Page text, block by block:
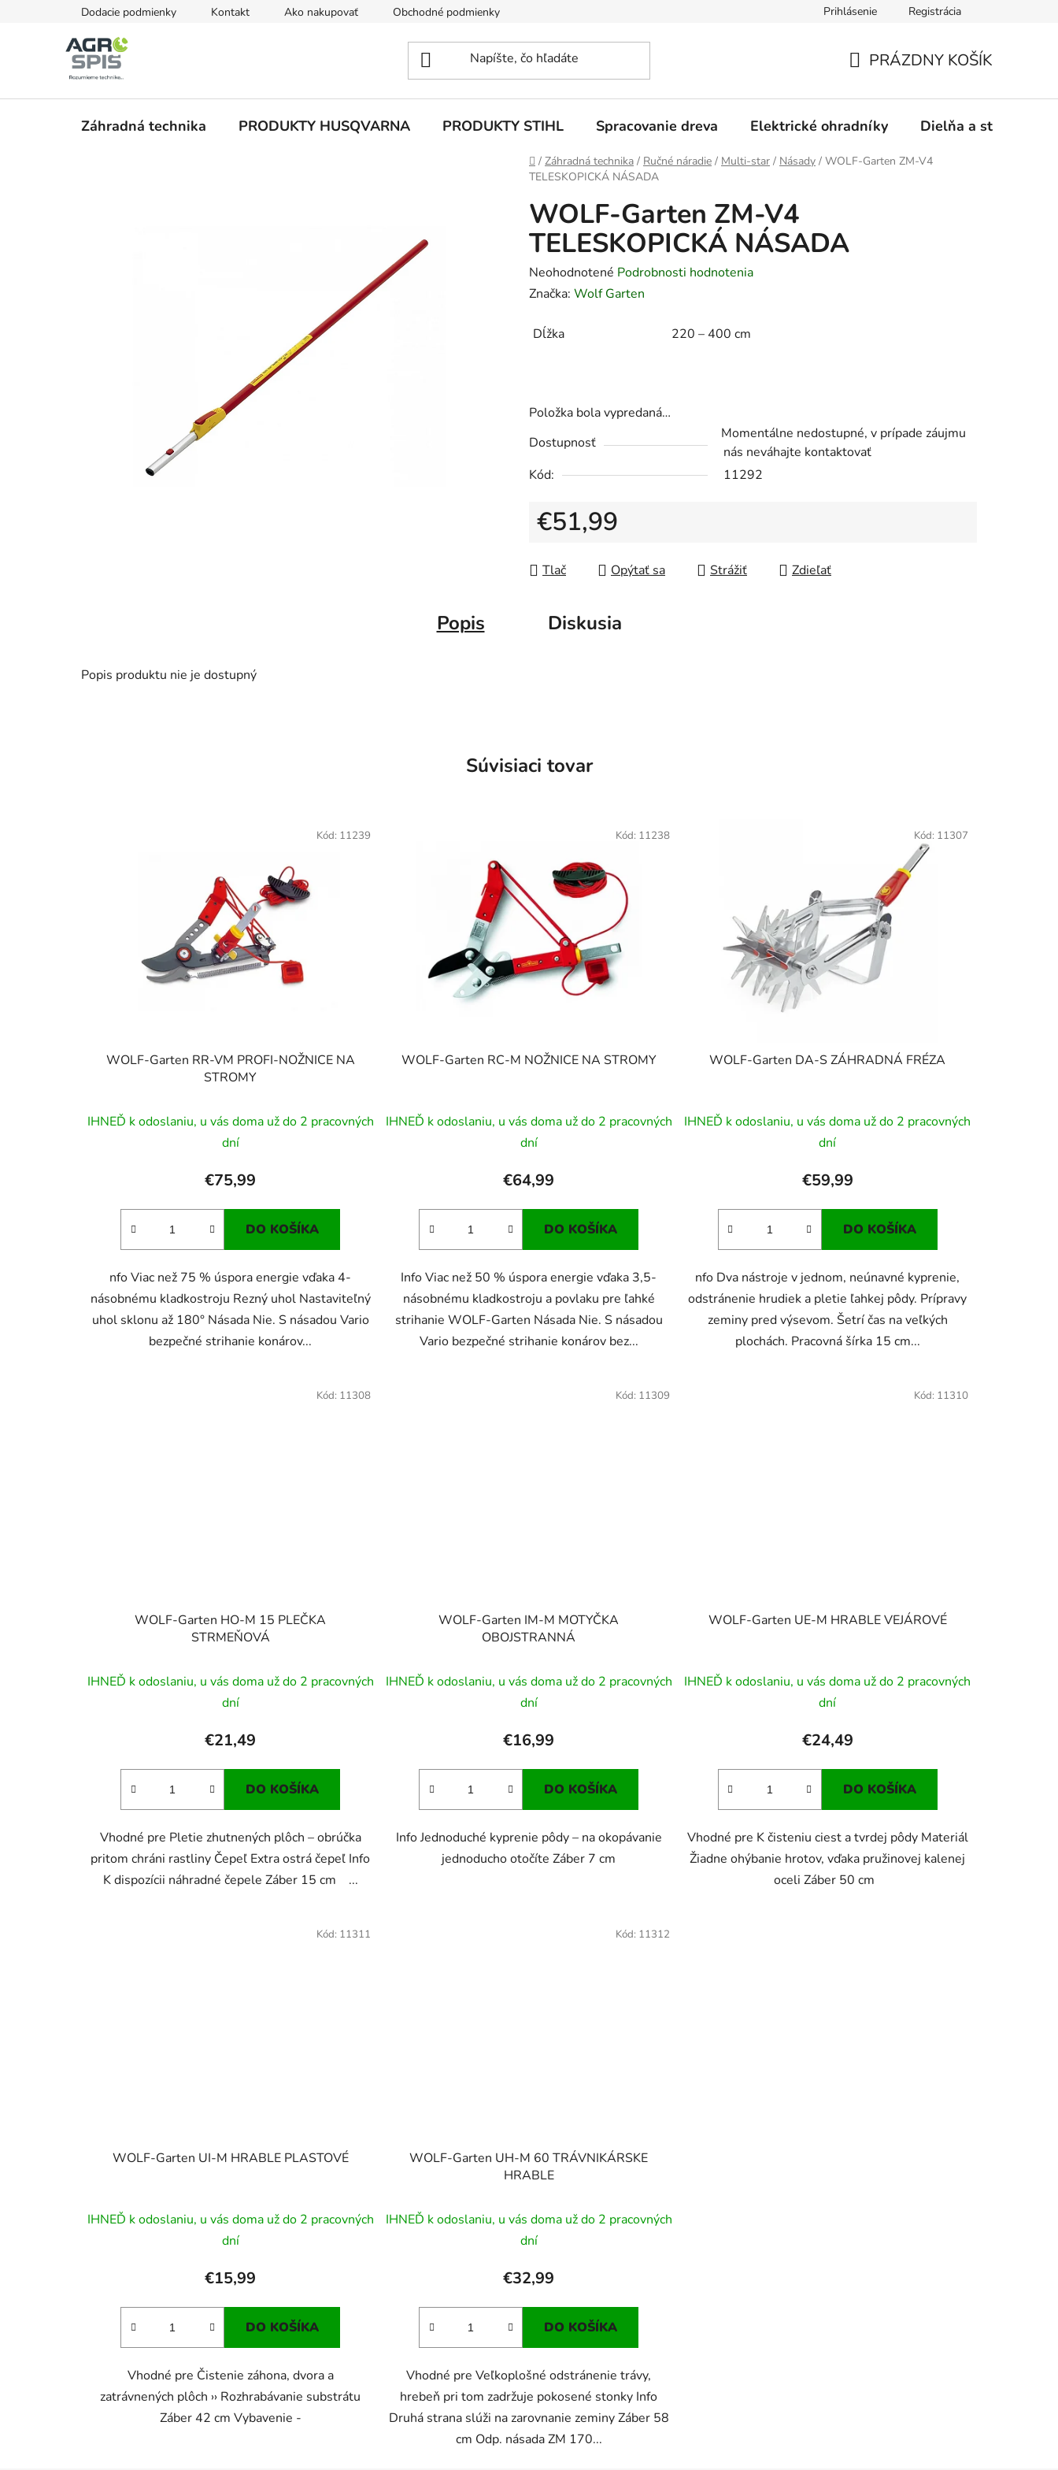
Dodacie podmienky Kontakt Ako nakupovať Obchodné podmienky Zásady používania súborov cookies Záručný a pozáručný servis
Prihlásenie Registrácia
KOŠÍK
PRÁZDNY KOŠÍK
Záhradná technika PRODUKTY HUSQVARNA PRODUKTY STIHL Spracovanie dreva Elektrické ohradníky Dielňa a stavba
Domov
/ Záhradná technika / Ručné náradie / Multi-star / Násady / WOLF-Garten ZM-V4
TELESKOPICKÁ NÁSADA
WOLF-Garten ZM-V4
TELESKOPICKÁ NÁSADA
Priemerné
hodnotenie
je
hviezdičiek.
Neohodnotené Podrobnosti hodnotenia
Značka: Wolf Garten
Dĺžka 220 – 400 cm
Položka bola vypredaná…
Dostupnosť
Momentálne nedostupné, v prípade záujmu
nás neváhajte kontaktovať
Kód:
11292
€51,99
Tlač
Opýtať sa Strážiť Zdieľať
Popis Diskusia
Popis produktu nie je dostupný
Súvisiaci tovar
WOLF-Garten RR-VM PROFI-NOŽNICE NA
STROMY
IHNEĎ k odoslaniu, u vás doma už do 2 pracovných
dní
€75,99
DO KOŠÍKA
nfo Viac než 75 % úspora energie vďaka 4-
násobnému kladkostroju Rezný uhol Nastaviteľný
uhol sklonu až 180° Násada Nie. S násadou Vario
bezpečné strihanie konárov...
Kód: 11239
WOLF-Garten RC-M NOŽNICE NA STROMY
IHNEĎ k odoslaniu, u vás doma už do 2 pracovných
dní
€64,99
DO KOŠÍKA
Info Viac než 50 % úspora energie vďaka 3,5-
násobnému kladkostroju a povlaku pre ľahké
strihanie WOLF-Garten Násada Nie. S násadou
Vario bezpečné strihanie konárov bez...
Kód: 11238
WOLF-Garten DA-S ZÁHRADNÁ FRÉZA
IHNEĎ k odoslaniu, u vás doma už do 2 pracovných
dní
€59,99
DO KOŠÍKA
nfo Dva nástroje v jednom, neúnavné kyprenie,
odstránenie hrudiek a pletie ľahkej pôdy. Prípravy
zeminy pred výsevom. Šetrí čas na veľkých
plochách. Pracovná šírka 15 cm...
Kód: 11307
WOLF-Garten HO-M 15 PLEČKA
STRMEŇOVÁ
IHNEĎ k odoslaniu, u vás doma už do 2 pracovných
dní
€21,49
DO KOŠÍKA
Vhodné pre Pletie zhutnených plôch – obrúčka
pritom chráni rastliny Čepeľ Extra ostrá čepeľ Info
K dispozícii náhradné čepele Záber 15 cm ...
Kód: 11308
WOLF-Garten IM-M MOTYČKA
OBOJSTRANNÁ
IHNEĎ k odoslaniu, u vás doma už do 2 pracovných
dní
€16,99
DO KOŠÍKA
Info Jednoduché kyprenie pôdy – na okopávanie
jednoducho otočíte Záber 7 cm
Kód: 11309
WOLF-Garten UE-M HRABLE VEJÁROVÉ
IHNEĎ k odoslaniu, u vás doma už do 2 pracovných
dní
€24,49
DO KOŠÍKA
Vhodné pre K čisteniu ciest a tvrdej pôdy Materiál
Žiadne ohýbanie hrotov, vďaka pružinovej kalenej
oceli Záber 50 cm
Kód: 11310
WOLF-Garten UI-M HRABLE PLASTOVÉ
IHNEĎ k odoslaniu, u vás doma už do 2 pracovných
dní
€15,99
DO KOŠÍKA
Vhodné pre Čistenie záhona, dvora a
zatrávnených plôch ›› Rozhrabávanie substrátu
Záber 42 cm Vybavenie -
Kód: 11311
WOLF-Garten UH-M 60 TRÁVNIKÁRSKE
HRABLE
IHNEĎ k odoslaniu, u vás doma už do 2 pracovných
dní
€32,99
DO KOŠÍKA
Vhodné pre Veľkoplošné odstránenie trávy,
hrebeň pri tom zadržuje pokosené stonky Info
Druhá strana slúži na zarovnanie zeminy Záber 58
cm Odp. násada ZM 170...
Kód: 11312